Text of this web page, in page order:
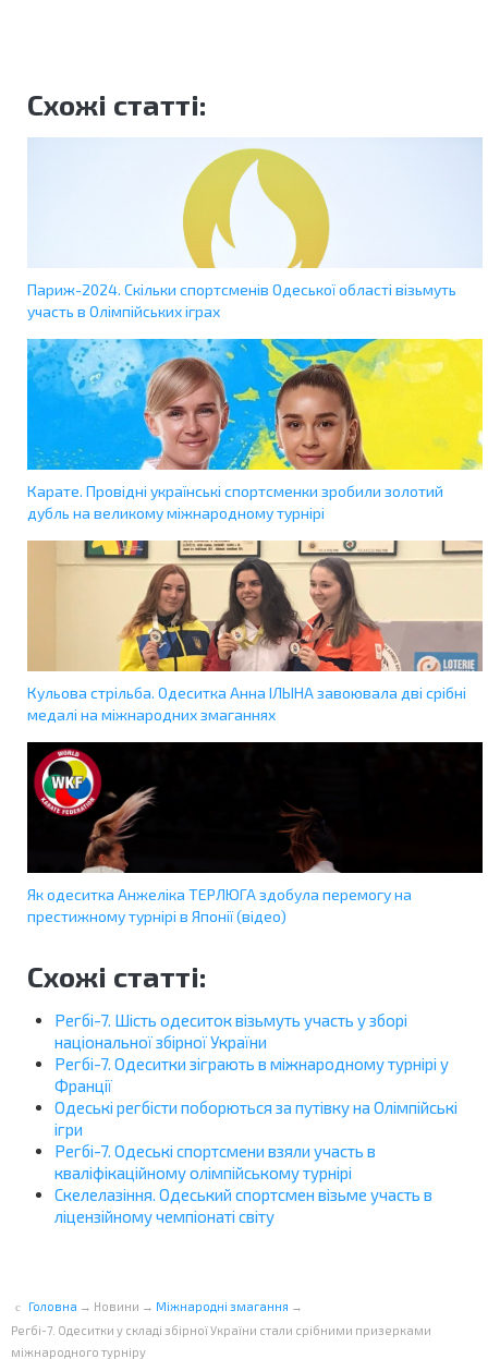
Схожі статті:
Париж-2024. Скільки спортсменів Одеської області візьмуть
участь в Олімпійських іграх
Карате. Провідні українські спортсменки зробили золотий
дубль на великому міжнародному турнірі
Кульова стрільба. Одеситка Анна ІЛЬІНА завоювала дві срібні
медалі на міжнародних змаганнях
Як одеситка Анжеліка ТЕРЛЮГА здобула перемогу на
престижному турнірі в Японії (відео)
Схожі статті:
Регбі-7. Шість одеситок візьмуть участь у зборі
національної збірної України
Регбі-7. Одеситки зіграють в міжнародному турнірі у
Франції
Одеські регбісти поборються за путівку на Олімпійські
ігри
Регбі-7. Одеські спортсмени взяли участь в
кваліфікаційному олімпійському турнірі
Скелелазіння. Одеський спортсмен візьме участь в
ліцензійному чемпіонаті світу
Головна → Новини → Міжнародні змагання →
Регбі-7. Одеситки у складі збірної України стали срібними призерками
міжнародного турніру